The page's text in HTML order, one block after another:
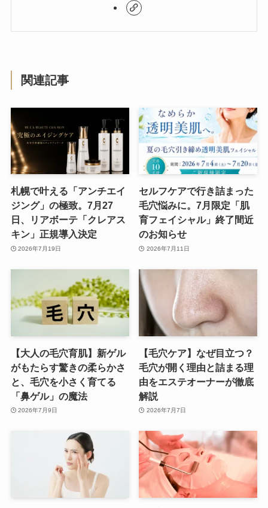
関連記事
札幌で叶える「アンチエイ
ジング」の極致。7月27
日、リアボーテ「クレアス
キン」正規導入決定
2026年7月19日
セルフケアで行き詰まった
毛穴悩みに。7月限定「肌
育フェイシャル」終了間近
のお知らせ
2026年7月11日
【大人の毛穴育肌】新ゲル
がもたらす驚きの柔らかさ
と、毛穴を小さく育てる
「鼻ゲル」の魔法
2026年7月9日
【毛穴ケア】なぜ目立つ？
毛穴が開く理由と詰まる理
由をエステオーナーが徹底
解説
2026年7月7日